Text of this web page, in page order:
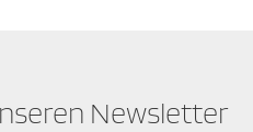
Newsletter